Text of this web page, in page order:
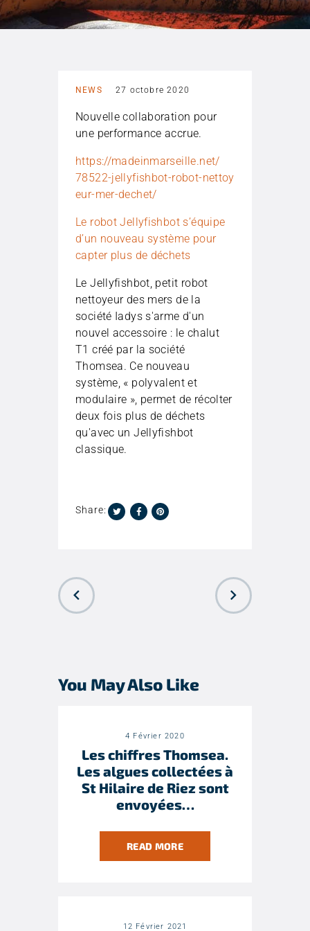
NEWS 27 octobre 2020
Nouvelle collaboration pour
une performance accrue.
https://madeinmarseille.net/
78522-jellyfishbot-robot-nettoy
eur-mer-dechet/
Le robot Jellyfishbot s’équipe
d’un nouveau système pour
capter plus de déchets
Le Jellyfishbot, petit robot
nettoyeur des mers de la
société Iadys s'arme d'un
nouvel accessoire : le chalut
T1 créé par la société
Thomsea. Ce nouveau
système, « polyvalent et
modulaire », permet de récolter
deux fois plus de déchets
qu'avec un Jellyfishbot
classique.
Share:
You May Also Like
4 Février 2020
Les chiffres Thomsea.
Les algues collectées à
St Hilaire de Riez sont
envoyées…
READ MORE
12 Février 2021